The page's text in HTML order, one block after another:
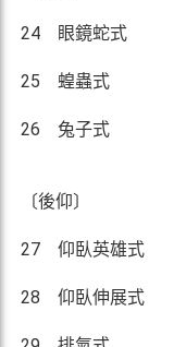
24 眼鏡蛇式
25 蝗蟲式
26 兔子式
〔後仰〕
27 仰臥英雄式
28 仰臥伸展式